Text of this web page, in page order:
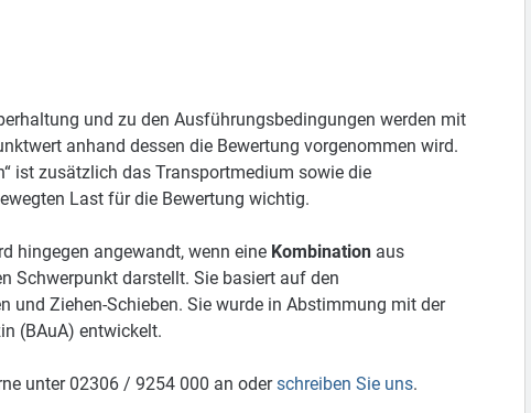
und zu den Ausführungsbedingungen werden mit
anhand dessen die Bewertung vorgenommen wird.
ist zusätzlich das Transportmedium sowie die
Last für die Bewertung wichtig.
hingegen angewandt, wenn eine Kombinationaus
Schwerpunkt darstellt. Sie basiert auf den
und Ziehen-Schieben. Sie wurde in Abstimmung mit der
(BAuA) entwickelt.
unter 02306 / 9254 000 an oderschreiben Sie uns.